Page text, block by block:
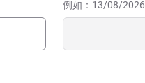
例如：13/08/2026